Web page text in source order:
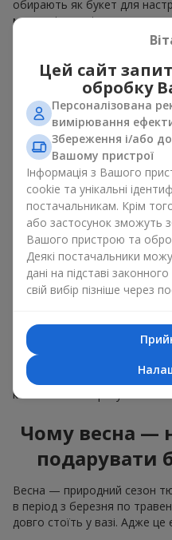
обирають як букет для
моментів та жіночих свят.
білих тюльпанів в
чудовим подарунком для
букет тюльпанів
грн ,1000-1500 грнтадорогі
букет білих тюльпанів на
щоб вони приїхали до вас
Як білий
Будь-які квіти надихають і
букет білих тюльпанів
флористиці асоціюється зі
Саме тому, тюльпан білий
Такі весняні квіти, як букет
вписуються у будь-який
Вони дарують сонячні
похмуро, і допомагають
коли останніх бракує.
Чому весна —
подарувати
Весна — природний сезон
в період з березня по
довго стоїть у вазі. Адже це
Цей сайт
обробку
Персоналізована
вимірювання
Збереження і/або
Вашому пристрої
Інформація з Вашого
cookie та унікальні
постачальникам. Крім
або застосунок зможуть
Вашого пристрою та
Деякі постачальники
дані на підставі
свій вибір пізніше через